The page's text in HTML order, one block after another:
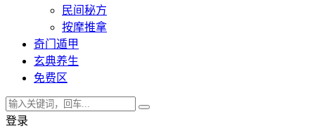
民间秘方
按摩推拿
奇门遁甲
玄典养生
免费区
登录